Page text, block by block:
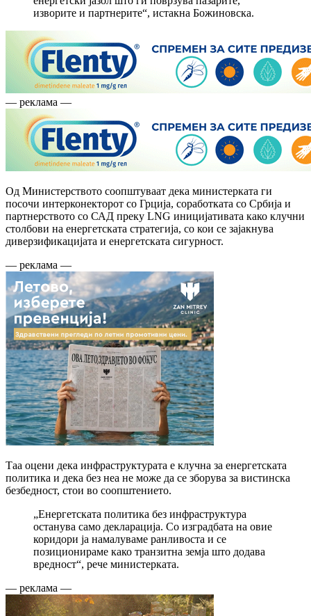
изворите и партнерите“, истакна Божиновска.
— реклама —
Од Министерството соопштуваат дека министерката ги
посочи интерконекторот со Грција, соработката со Србија и
партнерството со САД преку LNG иницијативата како клучни
столбови на енергетската стратегија, со кои се зајакнува
диверзификацијата и енергетската сигурност.
— реклама —
Таа оцени дека инфраструктурата е клучна за енергетската
политика и дека без неа не може да се зборува за вистинска
безбедност, стои во соопштението.
„Енергетската политика без инфраструктура
останува само декларација. Со изградбата на овие
коридори ја намалуваме ранливоста и се
позиционираме како транзитна земја што додава
вредност“, рече министерката.
— реклама —